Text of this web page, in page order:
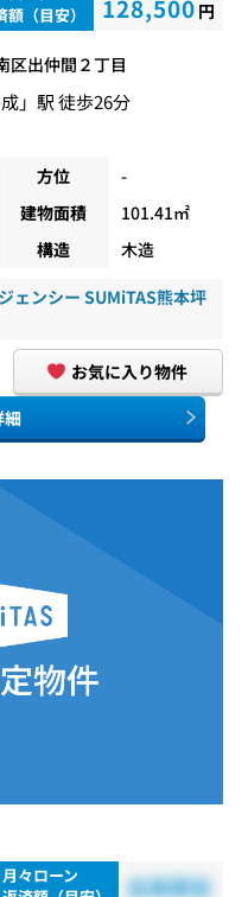
額（目安）
128,500 円
区出仲間２丁目
」駅 徒歩26分
方位
-
建物面積
101.41㎡
構造 木造
ェンシー SUMiTAS熊本坪
お気に入り物件
細
月々ローン
会員限定